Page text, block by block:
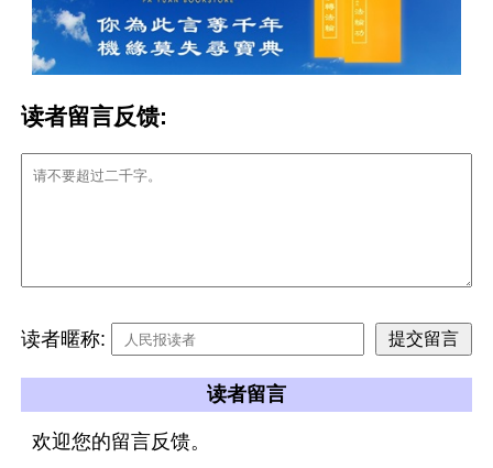
读者留言反馈:
读者暱称:
读者留言
欢迎您的留言反馈。